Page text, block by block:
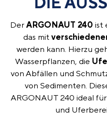
Der ARGONAUT 240 ist
das mit
werden kann. Hierzu
Wasserpflanzen, die
von Abfällen und
von Sedimenten.
ARGONAUT 240 ideal
und